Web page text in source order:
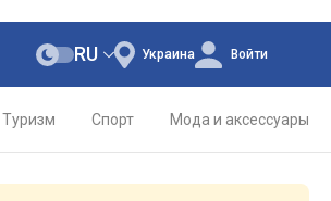
Украина
RU Войти
Туризм Спорт Мода и аксессуары